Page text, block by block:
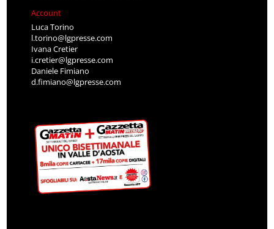
Account
Luca Torino
l.torino@lgpresse.com
Ivana Cretier
i.cretier@lgpresse.com
Daniele Fimiano
d.fimiano@lgpresse.com